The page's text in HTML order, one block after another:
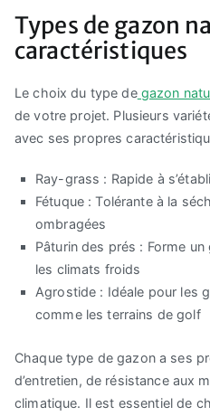
Types de gazon
caractéristiques
Le choix du type degazon
de votre projet. Plusieurs
avec ses propres
Ray-grass : Rapide à
Fétuque : Tolérante à la
ombragées
Pâturin des prés : Forme
les climats froids
Agrostide : Idéale pour les
comme les terrains de golf
Chaque type de gazon a ses
d’entretien, de résistance aux
climatique. Il est essentiel de